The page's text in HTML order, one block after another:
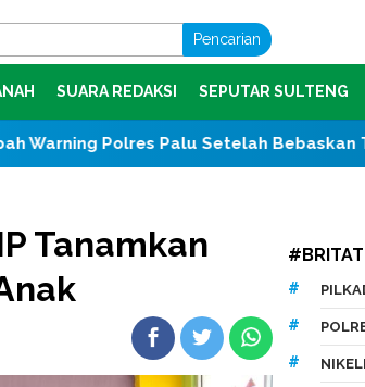
Pencarian
SUARA REDAKSI SEPUTAR SULTENG
Palu Setelah Bebaskan Tersangka
Tanamkan